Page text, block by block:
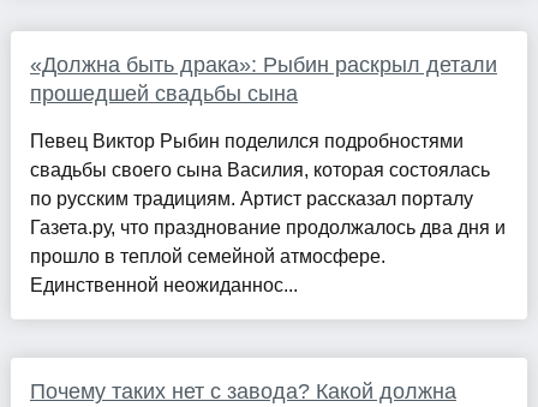
«Должна быть драка»: Рыбин раскрыл детали
прошедшей свадьбы сына
Певец Виктор Рыбин поделился подробностями
свадьбы своего сына Василия, которая состоялась
по русским традициям. Артист рассказал порталу
Газета.ру, что празднование продолжалось два дня и
прошло в теплой семейной атмосфере.
Единственной неожиданнос...
Почему таких нет с завода? Какой должна